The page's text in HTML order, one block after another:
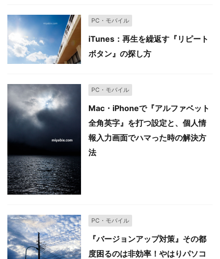
PC・モバイル
iTunes：再生を繰返す『リピート
ボタン』の探し方
PC・モバイル
Mac・iPhoneで『アルファベット
全角英字』を打つ設定と、個人情
報入力画面でハマった時の解決方
法
PC・モバイル
『バージョンアップ対策』その都
度困るのは非効率！やはりパソコ